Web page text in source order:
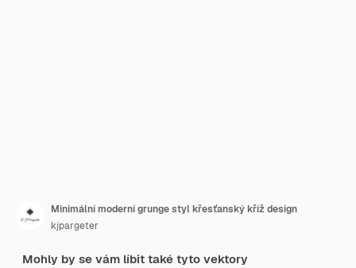
Minimální moderní grunge styl křesťanský kříž design
kjpargeter
Mohly by se vám líbit také tyto vektory